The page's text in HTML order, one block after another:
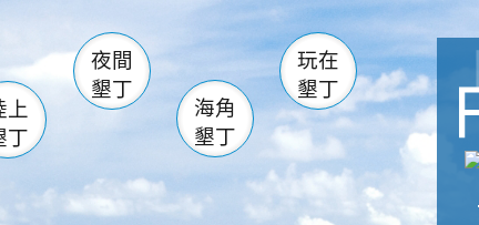
南仁湖
滿州 佳樂水
森林遊樂區
墾管處遊客中心
社頂公園 風吹沙
船帆石 龍磐公園
香蕉灣 龍坑
鵝鑾鼻
上
丁
夜間
墾丁
海角
墾丁
玩在
墾丁